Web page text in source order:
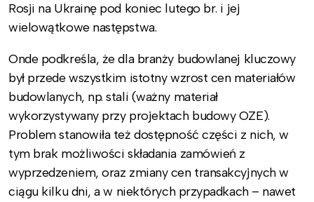
Rosji na Ukrainę pod koniec lutego br. i jej
wielowątkowe następstwa.
Onde podkreśla, że dla branży budowlanej kluczowy
był przede wszystkim istotny wzrost cen materiałów
budowlanych, np. stali (ważny materiał
wykorzystywany przy projektach budowy OZE).
Problem stanowiła też dostępność części z nich, w
tym brak możliwości składania zamówień z
wyprzedzeniem, oraz zmiany cen transakcyjnych w
ciągu kilku dni, a w niektórych przypadkach – nawet